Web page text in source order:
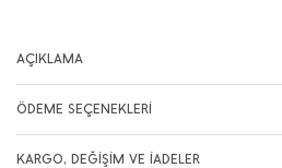
AÇIKLAMA
ÖDEME SEÇENEKLERİ
KARGO, DEĞİŞİM VE İADELER